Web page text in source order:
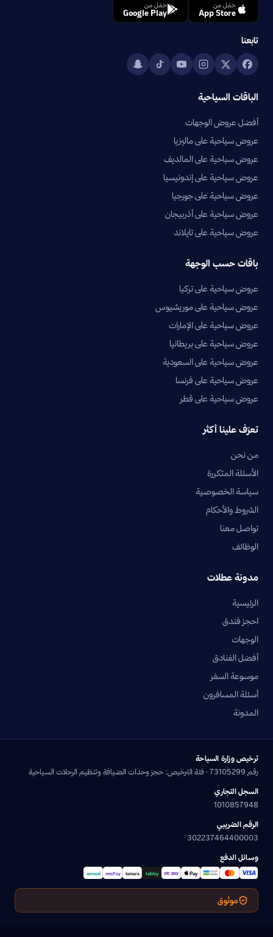
حمّل من
App Store
حمّل من
Google Play
تابعنا
الباقات السياحية
أفضل عروض الوجهات
عروض سياحية على ماليزيا
عروض سياحية على المالديف
عروض سياحية على إندونيسيا
عروض سياحية على جورجيا
عروض سياحية على أذربيجان
عروض سياحية على تايلاند
باقات حسب الوجهة
عروض سياحية على تركيا
عروض سياحية على موريشيوس
عروض سياحية على الإمارات
عروض سياحية على بريطانيا
عروض سياحية على السعودية
عروض سياحية على فرنسا
عروض سياحية على قطر
تعرّف علينا أكثر
من نحن
الأسئلة المتكررة
سياسة الخصوصية
الشروط والأحكام
تواصل معنا
الوظائف
مدونة عطلات
الرئيسية
احجز فندق
الوجهات
أفضل الفنادق
موسوعة السفر
أسئلة المسافرون
المدونة
ترخيص وزارة السياحة
رقم 73105299 · فئة الترخيص: حجز وحدات الضيافة وتنظيم الرحلات السياحية
السجل التجاري
1010857948
الرقم الضريبي
302237464400003
وسائل الدفع
موثوق